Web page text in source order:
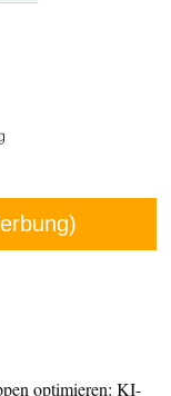
optimieren: KI-